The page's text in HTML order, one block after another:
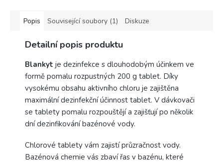
Popis Související soubory (1) Diskuze
Detailní popis produktu
Blankyt je dezinfekce s dlouhodobým účinkem ve
formě pomalu rozpustných 200 g tablet. Díky
vysokému obsahu aktivního chloru je zajištěna
maximální dezinfekční účinnost tablet. V dávkovači
se tablety pomalu rozpouštějí a zajišťují po několik
dní dezinfikování bazénové vody.
Chlorové tablety vám zajistí průzračnost vody.
Bazénová chemie vás zbaví řas v bazénu, které